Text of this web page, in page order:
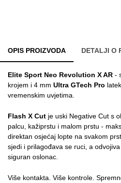
OPIS PROIZVODA DETALJI O
Elite Sport Neo Revolution X AR -
krojem i 4 mm Ultra GTech Pro
vremenskim uvjetima.
Flash X Cut je uski Negative Cut s
palcu, kažiprstu i malom prstu -
direktan osjećaj lopte na svakom
sjedi i prilagođava se ruci, a
siguran oslonac.
Više kontakta. Više kontrole.